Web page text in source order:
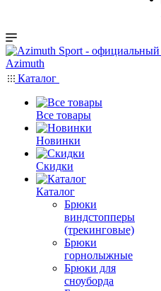
Каталог
Все товары
Новинки
Скидки
Каталог
Брюки
виндстопперы
(трекинговые)
Брюки
горнолыжные
Брюки для
сноуборда